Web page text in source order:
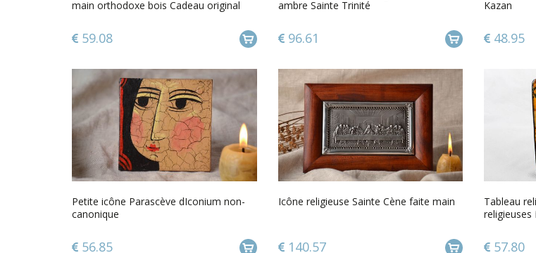
main orthodoxe bois Cadeau original
59.08
ambre Sainte Trinité
96.61
Kazan
48.95
Petite icône Parascève dIconium non-
canonique
56.85
Icône religieuse Sainte Cène faite main
140.57
Tableau
57.80